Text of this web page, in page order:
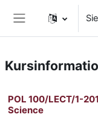
Website-
POL 100/LECT/1-
Science